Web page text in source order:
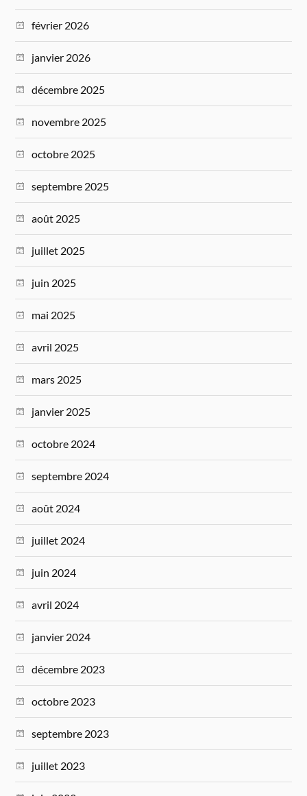
février 2026
janvier 2026
décembre 2025
novembre 2025
octobre 2025
septembre 2025
août 2025
juillet 2025
juin 2025
mai 2025
avril 2025
mars 2025
janvier 2025
octobre 2024
septembre 2024
août 2024
juillet 2024
juin 2024
avril 2024
janvier 2024
décembre 2023
octobre 2023
septembre 2023
juillet 2023